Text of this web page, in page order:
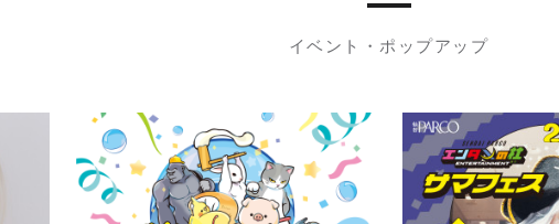
イベント・ポップアップ